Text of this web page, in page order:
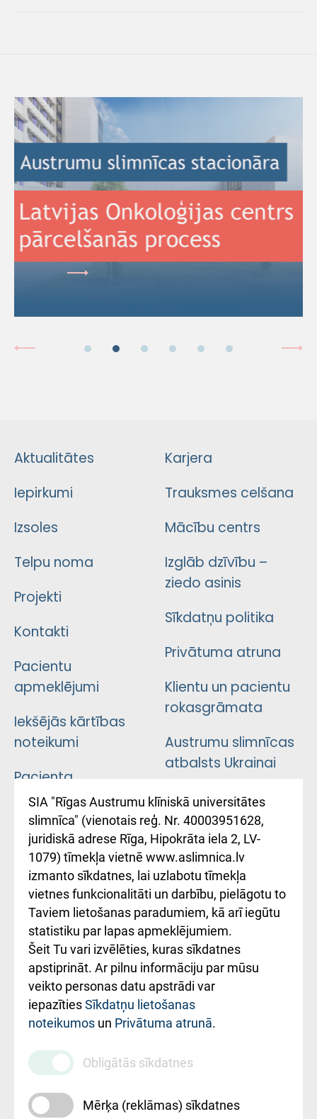
Aktualitātes
Iepirkumi
Izsoles
Telpu noma
Projekti
Kontakti
Pacientu
apmeklējumi
Iekšējās kārtības
noteikumi
Pacienta
atsauksmju/sūdzību
iesniegšanas
kārtība
Kā pie mums nokļūt
Rēķinu apmaksas
ceļvedis
Rekvizīti un
ārstniecības
iestādes kods
010000234
Maksas
pakalpojumu
cenrādis
Karjera
Trauksmes celšana
Mācību centrs
Izglāb dzīvību –
ziedo asinis
Sīkdatņu politika
Privātuma atruna
Klientu un pacientu
rokasgrāmata
Austrumu slimnīcas
atbalsts Ukrainai
Підтримка Східної
лікарні та співпраця з
Україною
SIA "Rīgas Austrumu klīniskā universitātes
slimnīca" (vienotais reģ. Nr. 40003951628,
juridiskā adrese Rīga, Hipokrāta iela 2, LV-
1079) tīmekļa vietnē www.aslimnica.lv
izmanto sīkdatnes, lai uzlabotu tīmekļa
vietnes funkcionalitāti un darbību, pielāgotu to
Taviem lietošanas paradumiem, kā arī iegūtu
statistiku par lapas apmeklējumiem.
Šeit Tu vari izvēlēties, kuras sīkdatnes
apstiprināt. Ar pilnu informāciju par mūsu
veikto personas datu apstrādi var
iepazītiesSīkdatņu lietošanas
noteikumos un Privātuma atrunā.
Obligātās sīkdatnes
Mērķa (reklāmas) sīkdatnes